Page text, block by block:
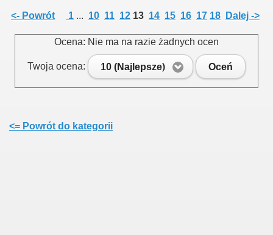
<- Powrót 1 ... 10 11 12 13 14 15 16 17 18 Dalej ->
Ocena: Nie ma na razie żadnych ocen
Twoja ocena: 10 (Najlepsze) Oceń
<= Powrót do kategorii